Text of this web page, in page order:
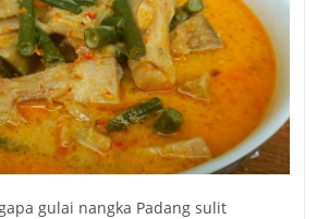
gulai nangka Padang sulit